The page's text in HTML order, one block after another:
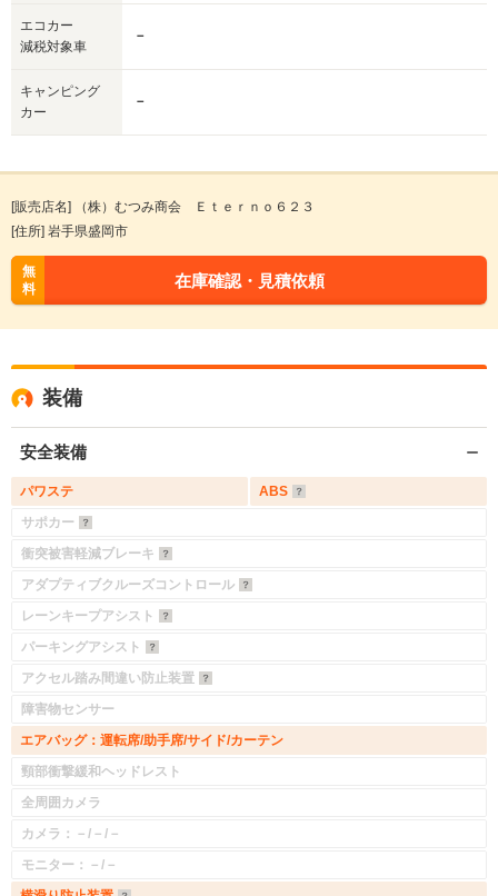
エコカー
減税対象車
－
キャンピング
カー
－
[販売店名] （株）むつみ商会 Ｅｔｅｒｎｏ６２３
[住所] 岩手県盛岡市
無
料
在庫確認・見積依頼
装備
安全装備
パワステ
ABS
サポカー
衝突被害軽減ブレーキ
アダプティブクルーズコントロール
レーンキープアシスト
パーキングアシスト
アクセル踏み間違い防止装置
障害物センサー
エアバッグ：運転席/助手席/サイド/カーテン
頸部衝撃緩和ヘッドレスト
全周囲カメラ
カメラ：－/－/－
モニター：－/－